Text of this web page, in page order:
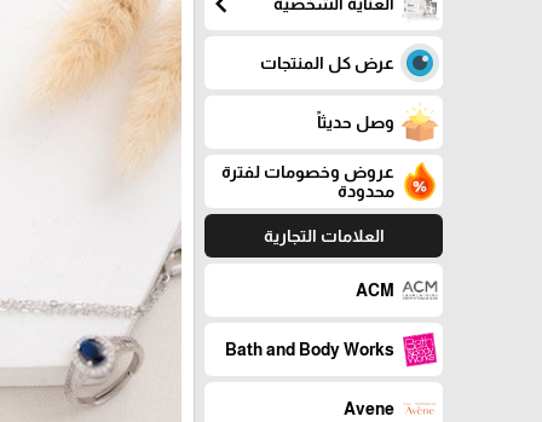
عرض كل المنتجات
وصل حديثاً
عروض وخصومات لفترة
محدودة
العلامات التجارية
ACM
Bath and Body Works
Avene